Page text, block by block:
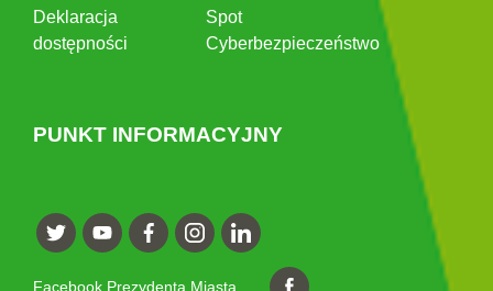
Deklaracja
dostępności
Spot
Cyberbezpieczeństwo
PUNKT INFORMACYJNY
Facebook Prezydenta Miasta